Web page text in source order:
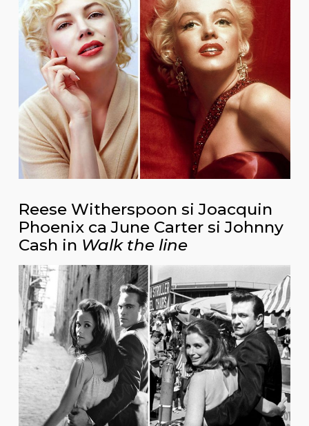
Reese Witherspoon si Joacquin
Phoenix ca June Carter si Johnny
Cash in Walk the line